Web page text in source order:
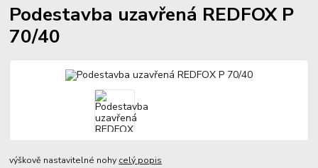
Podestavba uzavřená REDFOX P
70/40
výškově nastavitelné nohy celý popis